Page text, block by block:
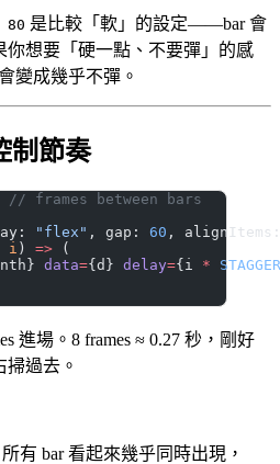
是比較「軟」的設定——bar 會
想要「硬一點、不要彈」的感
變成幾乎不彈。
制節奏
// frames between bars
"flex" , gap: 60 ,
i ) => (
data={d} delay={i * STAGGER
進場。8 frames ≈ 0.27 秒，剛好
過去。
有 bar 看起來幾乎同時出現，